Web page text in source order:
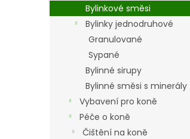
Bylinkové směsi
Bylinky jednodruhové
Granulované
Sypané
Bylinné sirupy
Bylinné směsi s minerály
Vybavení pro koně
Péče o koně
Čištění na koně